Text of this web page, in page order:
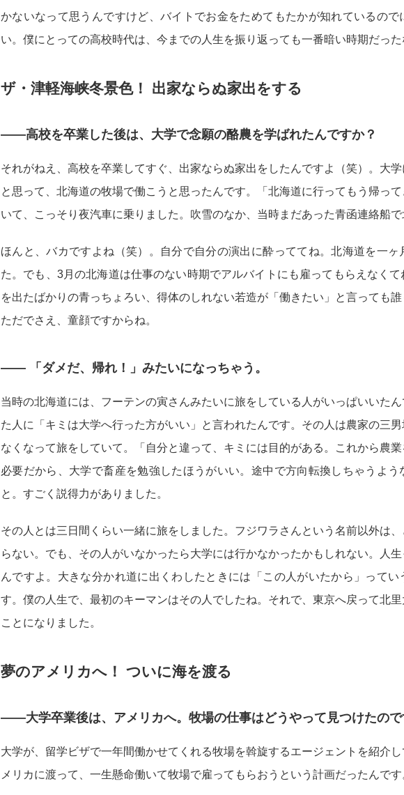
かないなって思うんですけど、バイトでお金をためてもたかが知れているので
い。僕にとっての高校時代は、今までの人生を振り返っても一番暗い時期だった
ザ・津軽海峡冬景色！ 出家ならぬ家出をする
——高校を卒業した後は、大学で念願の酪農を学ばれたんですか？
それがねえ、高校を卒業してすぐ、出家ならぬ家出をしたんですよ（笑）。大
と思って、北海道の牧場で働こうと思ったんです。「北海道に行ってもう帰っ
いて、こっそり夜汽車に乗りました。吹雪のなか、当時まだあった青函連絡船で
ほんと、バカですよね（笑）。自分で自分の演出に酔っててね。北海道を一ヶ
た。でも、3月の北海道は仕事のない時期でアルバイトにも雇ってもらえなく
を出たばかりの青っちょろい、得体のしれない若造が「働きたい」と言っても誰
ただでさえ、童顔ですからね。
—— 「ダメだ、帰れ！」みたいになっちゃう。
当時の北海道には、フーテンの寅さんみたいに旅をしている人がいっぱいいた
た人に「キミは大学へ行った方がいい」と言われたんです。その人は農家の三
なくなって旅をしていて。「自分と違って、キミには目的がある。これから農
必要だから、大学で畜産を勉強したほうがいい。途中で方向転換しちゃうよう
と。すごく説得力がありました。
その人とは三日間くらい一緒に旅をしました。フジワラさんという名前以外は
らない。でも、その人がいなかったら大学には行かなかったかもしれない。人
んですよ。大きな分かれ道に出くわしたときには「この人がいたから」って
す。僕の人生で、最初のキーマンはその人でしたね。それで、東京へ戻って北
ことになりました。
夢のアメリカへ！ ついに海を渡る
——大学卒業後は、アメリカへ。牧場の仕事はどうやって見つけたので
大学が、留学ビザで一年間働かせてくれる牧場を斡旋するエージェントを紹介
メリカに渡って、一生懸命働いて牧場で雇ってもらおうという計画だったんです